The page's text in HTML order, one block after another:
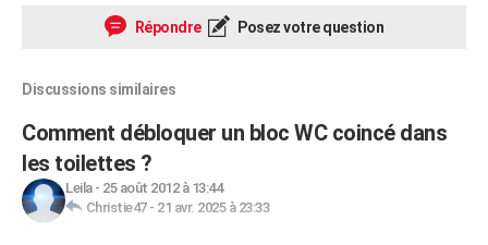
Répondre Posez votre question
Discussions similaires
Comment débloquer un bloc WC coincé dans
les toilettes ?
Leila- 25 août 2012 à 13:44
Christie47- 21 avr. 2025 à 23:33